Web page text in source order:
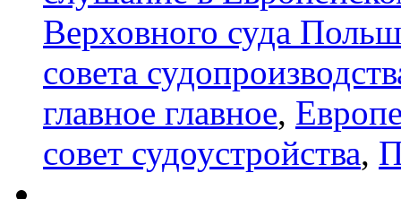
Верховного суда
совета
главное главное,
совет судоустройства,